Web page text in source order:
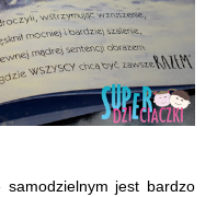
jest bardzo